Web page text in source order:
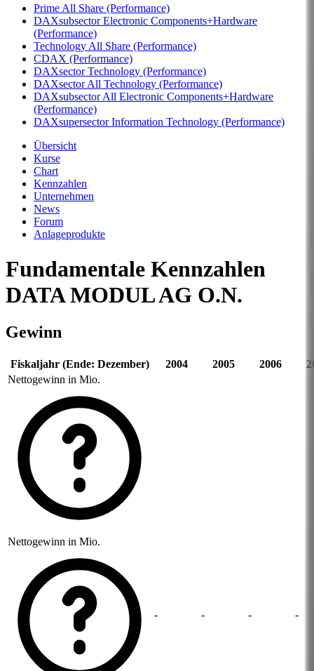
Prime All Share (Performance)
DAXsubsector Electronic Components+Hardware
(Performance)
Technology All Share (Performance)
CDAX (Performance)
DAXsector Technology (Performance)
DAXsector All Technology (Performance)
DAXsubsector All Electronic Components+Hardware
(Performance)
DAXsupersector Information Technology (Performance)
Übersicht
Kurse
Chart
Kennzahlen
Unternehmen
News
Forum
Anlageprodukte
Fundamentale Kennzahlen
DATA MODUL AG O.N.
Gewinn
Fiskaljahr (Ende: Dezember) 2004 2005 2006
Nettogewinn in Mio.
Nettogewinn in Mio.
- - - -